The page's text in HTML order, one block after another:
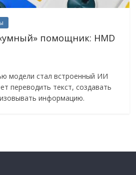
помощник: HMD
модели стал встроенный ИИ
переводить текст, создавать
информацию.